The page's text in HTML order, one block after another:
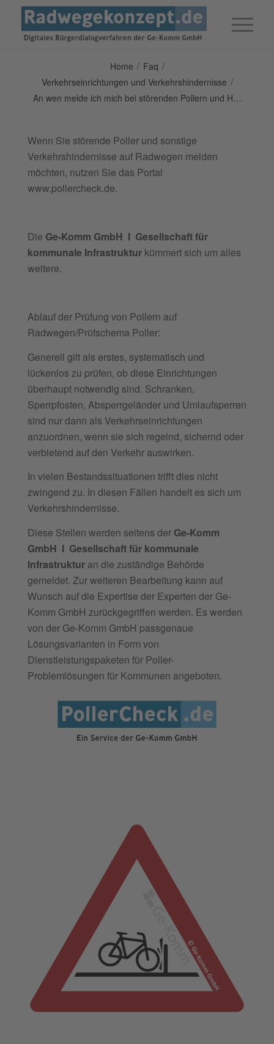
Home / Faq /
Verkehrseinrichtungen und Verkehrshindernisse /
An wen melde ich mich bei störenden Pollern und H…
Wenn Sie störende Poller und sonstige
Verkehrshindernisse auf Radwegen melden
möchten, nutzen Sie das Portal
www.pollercheck.de.
Die Ge-Komm GmbH I Gesellschaft für
kommunale Infrastruktur kümmert sich um alles
weitere.
Ablauf der Prüfung von Pollern auf
Radwegen/Prüfschema Poller:
Generell gilt als erstes, systematisch und
lückenlos zu prüfen, ob diese Einrichtungen
überhaupt notwendig sind. Schranken,
Sperrpfosten, Absperrgeländer und Umlaufsperren
sind nur dann als Verkehrseinrichtungen
anzuordnen, wenn sie sich regelnd, sichernd oder
verbietend auf den Verkehr auswirken.
In vielen Bestandssituationen trifft dies nicht
zwingend zu. In diesen Fällen handelt es sich um
Verkehrshindernisse.
Diese Stellen werden seitens der Ge-Komm
GmbH I Gesellschaft für kommunale
Infrastruktur an die zuständige Behörde
gemeldet. Zur weiteren Bearbeitung kann auf
Wunsch auf die Expertise der Experten der Ge-
Komm GmbH zurückgegriffen werden. Es werden
von der Ge-Komm GmbH passgenaue
Lösungsvarianten in Form von
Dienstleistungspaketen für Poller-
Problemlösungen für Kommunen angeboten.